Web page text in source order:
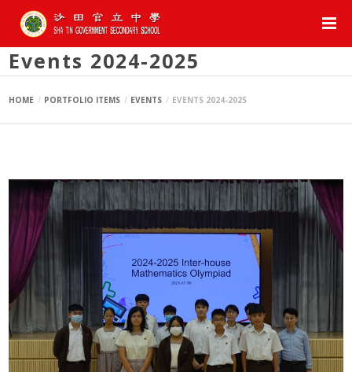
Events 2024-2025
HOME PORTFOLIO ITEMS EVENTS EVENTS 2024-2025